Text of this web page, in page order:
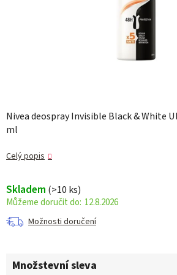
Nivea deospray Invisible Black & White
ml
Celý popis
Skladem (>10 ks)
12.8.2026
Možnosti doručení
Množstevní sleva